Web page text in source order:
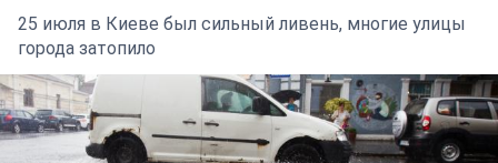
25 июля в Киеве был сильный ливень, многие улицы
города затопило